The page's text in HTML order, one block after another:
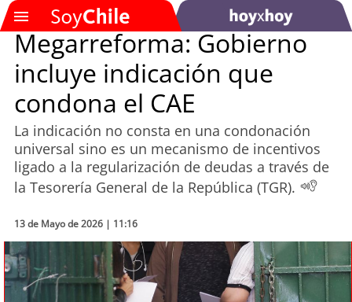
SOYTV
Podcast
Actualidad
Economía
Deportes
Megarreforma: Gobierno
incluye indicación que
condona el CAE
La indicación no consta en una condonación
universal sino es un mecanismo de incentivos
ligado a la regularización de deudas a través de
la Tesorería General de la República (TGR).
13 de Mayo de 2026 | 11:16